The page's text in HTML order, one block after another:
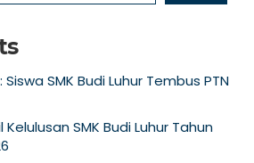
Siswa SMK Budi Luhur Tembus PTN
SMK Budi Luhur Tahun